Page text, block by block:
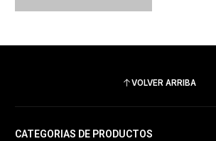
VOLVER ARRIBA
CATEGORIAS DE PRODUCTOS